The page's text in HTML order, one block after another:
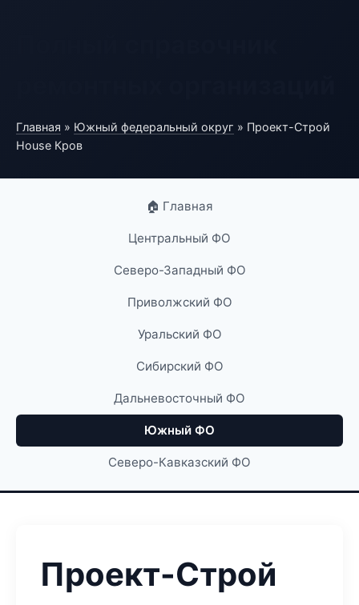
Главная » Южный федеральный округ » Проект-Строй
House Кров
🏠 Главная
Центральный ФО
Северо-Западный ФО
Приволжский ФО
Уральский ФО
Сибирский ФО
Дальневосточный ФО
Южный ФО
Северо-Кавказский ФО
Проект-Строй